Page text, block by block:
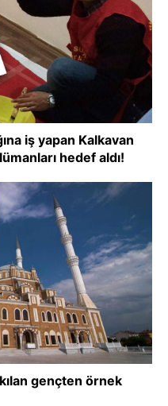
iş yapan Kalkavan
hedef aldı!
gençten örnek